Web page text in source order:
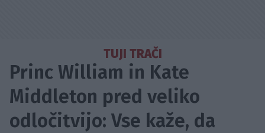
TUJI TRAČI
Princ William in Kate
Middleton pred veliko
odločitvijo: Vse kaže, da